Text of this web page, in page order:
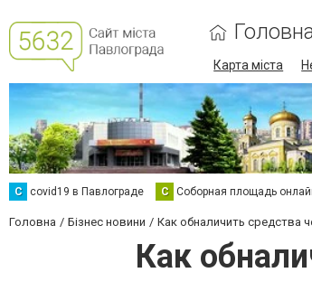
Карта міста
C covid19 в Павлограде С Соборная площадь
Головна Бізнес новини Как обналичить средства
Как